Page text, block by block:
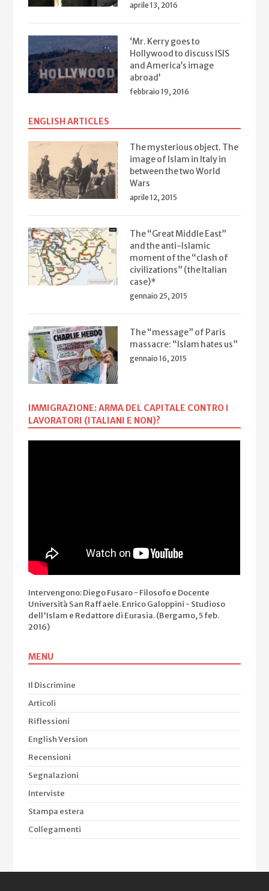
aprile 13, 2016
‘Mr. Kerry goes to
Hollywood to discuss ISIS
and America’s image
abroad’
febbraio 19, 2016
ENGLISH ARTICLES
The mysterious object. The
image of Islam in Italy in
between the two World
Wars
aprile 12, 2015
The “Great Middle East”
and the anti-Islamic
moment of the “clash of
civilizations” (the Italian
case)*
gennaio 25, 2015
The “message” of Paris
massacre: “Islam hates us”
gennaio 16, 2015
IMMIGRAZIONE: ARMA DEL CAPITALE CONTRO I
LAVORATORI (ITALIANI E NON)?
Intervengono: Diego Fusaro - Filosofo e Docente
Università San Raffaele. Enrico Galoppini - Studioso
dell'Islam e Redattore di Eurasia. (Bergamo, 5 feb.
2016)
MENU
Il Discrimine
Articoli
Riflessioni
English Version
Recensioni
Segnalazioni
Interviste
Stampa estera
Collegamenti